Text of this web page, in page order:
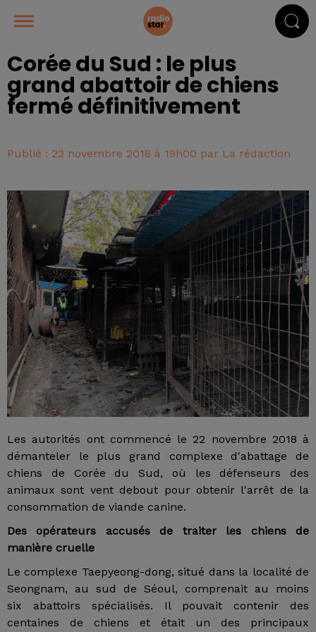
Corée du Sud : le plus
grand abattoir de chiens
fermé définitivement
Publié : 22 novembre 2018 à 19h00 par La rédaction
Les autorités ont commencé le 22 novembre 2018 à
démanteler le plus grand complexe d'abattage de
chiens de Corée du Sud, où les défenseurs des
animaux sont vent debout pour obtenir l'arrêt de la
consommation de viande canine.
Des opérateurs accusés de traiter les chiens de
manière cruelle
Le complexe Taepyeong-dong, situé dans la localité de
Seongnam, au sud de Séoul, comprenait au moins
six abattoirs spécialisés. Il pouvait contenir des
centaines de chiens et était un des principaux